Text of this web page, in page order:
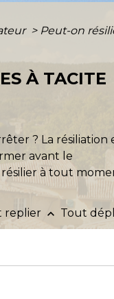
> Peut-on
À TACITE
? La résiliation
avant le
à tout
replier keyboard_arrow_up Tout